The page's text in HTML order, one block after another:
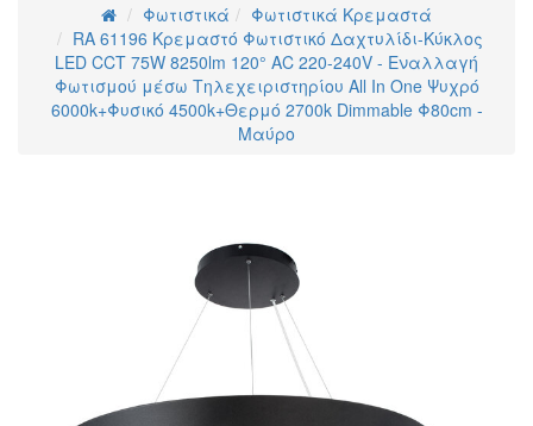
Φωτιστικά
Φωτιστικά Κρεμαστά
RA 61196 Κρεμαστό Φωτιστικό Δαχτυλίδι-Κύκλος
LED CCT 75W 8250lm 120° AC 220-240V - Εναλλαγή
Φωτισμού μέσω Τηλεχειριστηρίου All In One Ψυχρό
6000k+Φυσικό 4500k+Θερμό 2700k Dimmable Φ80cm -
Μαύρο